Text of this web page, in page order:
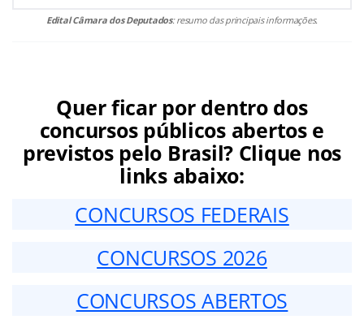
Edital Câmara dos Deputados: resumo das principais informações.
Quer ficar por dentro dos
concursos públicos abertos e
previstos pelo Brasil? Clique nos
links abaixo:
CONCURSOS FEDERAIS
CONCURSOS 2026
CONCURSOS ABERTOS